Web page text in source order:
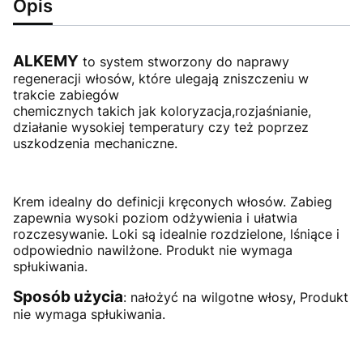
Opis
ALKEMY to system stworzony do naprawy
regeneracji włosów, które ulegają zniszczeniu w
trakcie zabiegów
chemicznych takich jak koloryzacja,rozjaśnianie,
działanie wysokiej temperatury czy też poprzez
uszkodzenia mechaniczne.
Krem idealny do definicji kręconych włosów. Zabieg
zapewnia wysoki poziom odżywienia i ułatwia
rozczesywanie. Loki są idealnie rozdzielone, lśniące i
odpowiednio nawilżone. Produkt nie wymaga
spłukiwania.
Sposób użycia: nałożyć na wilgotne włosy, Produkt
nie wymaga spłukiwania.